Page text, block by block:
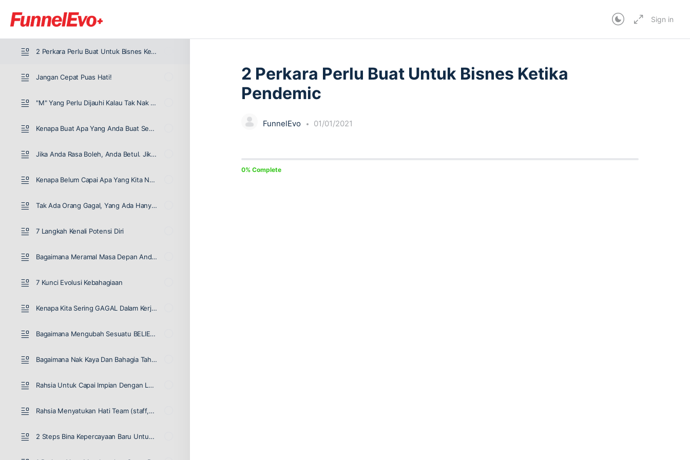
Sign in
Bagaimana Nak Let Go Masa Lampau
2 Perkara Perlu Buat Untuk Bisnes Ketika Pendemic
Jangan Cepat Puas Hati!
"M" Yang Perlu Dijauhi Kalau Tak Nak GAGAL!
Kenapa Buat Apa Yang Anda Buat Sekarang?
Jika Anda Rasa Boleh, Anda Betul. Jika Anda Rasa Tak Boleh Pun Anda Betul!
Kenapa Belum Capai Apa Yang Kita Nak?
Tak Ada Orang Gagal, Yang Ada Hanya Orang Malas!
7 Langkah Kenali Potensi Diri
Bagaimana Meramal Masa Depan Anda?
7 Kunci Evolusi Kebahagiaan
Kenapa Kita Sering GAGAL Dalam Kerja, Bisnes Atau Hidup?
Bagaimana Mengubah Sesuatu BELIEVE Kepada BELIEVE Baru?
Bagaimana Nak Kaya Dan Bahagia Tahun 2020?
Rahsia Untuk Capai Impian Dengan Lebih Cepat!
Rahsia Menyatukan Hati Team (staff,ejen) Bisnes Anda
2 Steps Bina Kepercayaan Baru Untuk Success Dalam Hidup
2 Perkara Perlu Buat Untuk Bisnes Ketika
Pendemic
FunnelEvo 01/01/2021
0% Complete